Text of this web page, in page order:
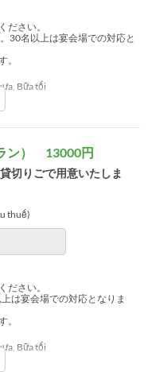
ださい。
30名以上は宴会場での対応と
。
Bữa tối
ン） 13000円
切りごで用意いたしま
thuế)
ださい。
は宴会場での対応となりま
。
Bữa tối